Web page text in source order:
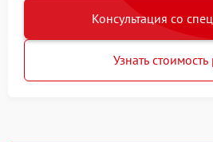
Консультация со
Узнать